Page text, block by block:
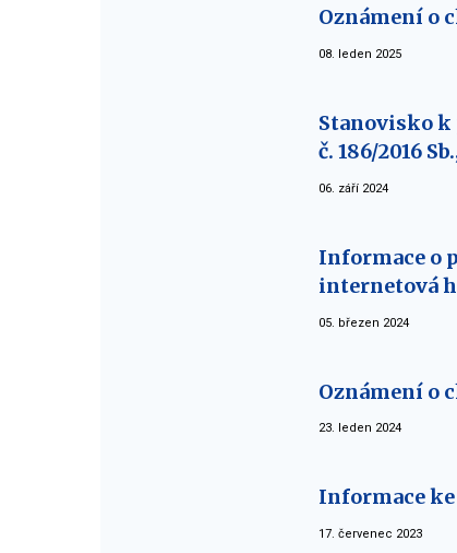
Oznámení o
08. leden 2025
Stanovisko k
č. 186/2016
06. září 2024
Informace o
internetová
05. březen 2024
Oznámení o
23. leden 2024
Informace
17. červenec 2023